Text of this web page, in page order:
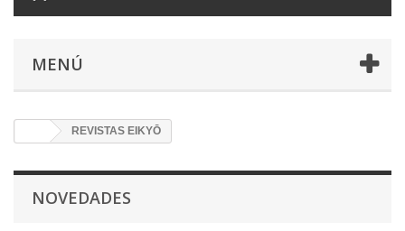
MENÚ
REVISTAS EIKYŌ
NOVEDADES